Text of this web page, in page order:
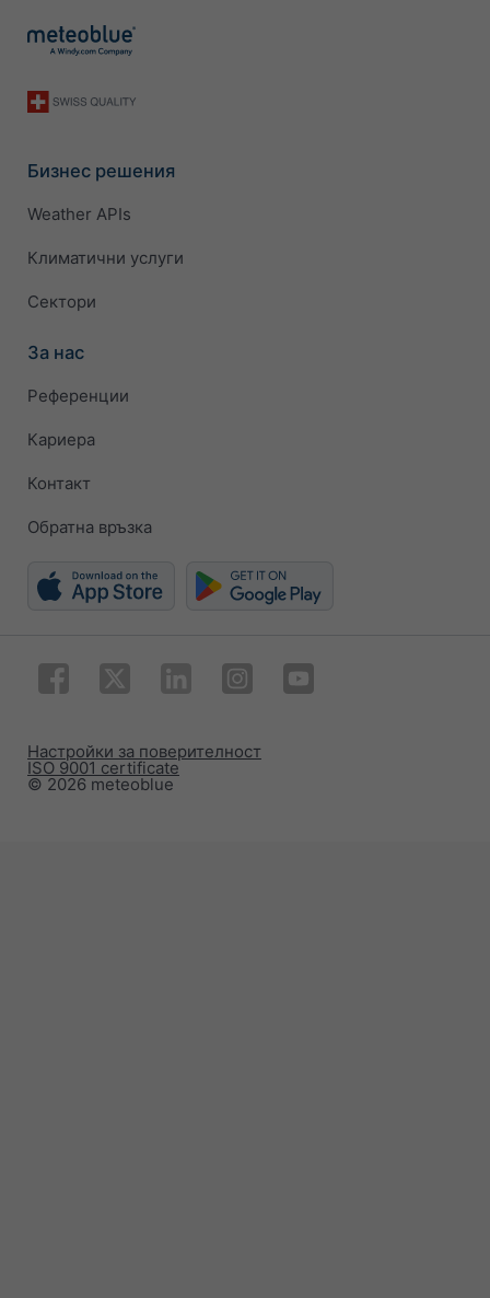
Бизнес решения
Weather APIs
Климатични услуги
Сектори
За нас
Референции
Кариера
Контакт
Обратна връзка
© 2026 meteoblue
ISO 9001 certificate
Настройки за поверителност